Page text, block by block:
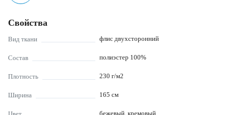
Свойства
Вид ткани флис двухсторонний
Состав полиэстер 100%
Плотность 230 г/м2
Ширина 165 см
бежевый, кремовый